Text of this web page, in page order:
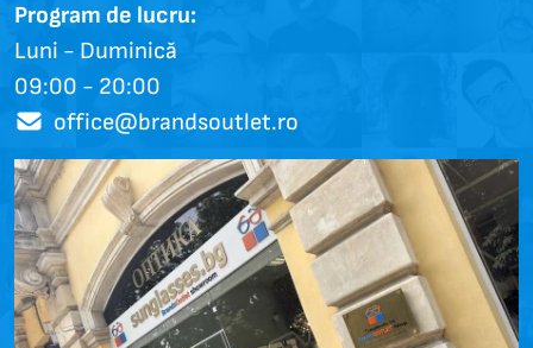
Program de lucru:
Luni - Duminică
09:00 - 20:00
office@brandsoutlet.ro